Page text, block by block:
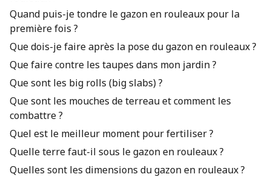
Quand puis-je tondre le gazon en rouleaux pour la
première fois ?
Que dois-je faire après la pose du gazon en rouleaux ?
Que faire contre les taupes dans mon jardin ?
Que sont les big rolls (big slabs) ?
Que sont les mouches de terreau et comment les
combattre ?
Quel est le meilleur moment pour fertiliser ?
Quelle terre faut-il sous le gazon en rouleaux ?
Quelles sont les dimensions du gazon en rouleaux ?